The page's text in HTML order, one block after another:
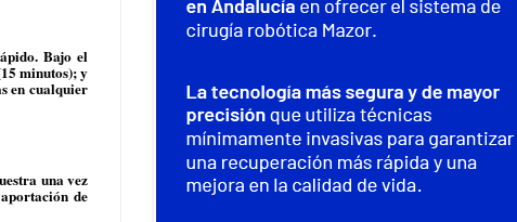
Bajo el
minutos); y
en cualquier
una vez
de